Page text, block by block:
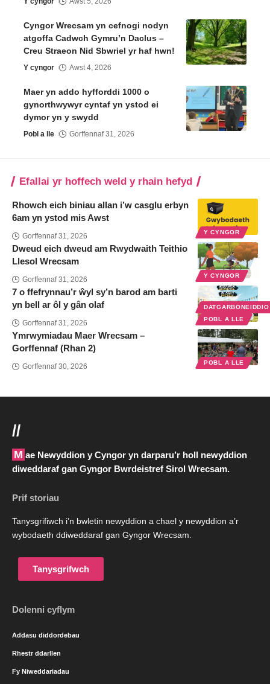
Cyngor Wrecsam yn cefnogi nodyn
atgoffa Cadwch Gymru’n Daclus –
Creu Straeon Nid Sbwriel yr haf hwn!
Y cyngor Awst 4, 2026
Maer yn addo hyfforddi 1000 o
gynorthwywyr cyntaf yn ystod ei
dymor yn y swydd
Pobl a lle Gorffennaf 31, 2026
Efallai yr hoffech weld y rhain hefyd
Y CYNGOR
Rhowch eich biniau allan i’w casglu erbyn
6am yn ystod mis Awst
Gorffennaf 31, 2026
Y CYNGOR
Dweud eich dweud am Rwydwaith Teithio
Llesol Wrecsam
Gorffennaf 31, 2026
POBL A LLE
7 o ffefrynnau’r ŵyl sy’n barod am barti
yn bell ar ôl y gân olaf
Gorffennaf 31, 2026
POBL A LLE
Ymrwymiadau Maer Wrecsam –
Gorffennaf (Rhan 2)
Gorffennaf 30, 2026
//
Mae Newyddion y Cyngor yn darparu’r holl newyddion
diweddaraf gan Gyngor Bwrdeistref Sirol Wrecsam.
Prif storiau
Tanysgrifiwch i’n bwletin newyddion a chael y newyddion a’r
wybodaeth ddiweddaraf gan Gyngor Wrecsam.
Tanysgrifwch
Dolenni cyflym
Addasu diddordebau
Rhestr ddarllen
Fy Niweddariadau